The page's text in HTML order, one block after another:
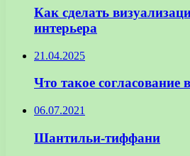
Как сделать
интерьера
21.04.2025
Что такое согласование
06.07.2021
Шантильи-тиффани